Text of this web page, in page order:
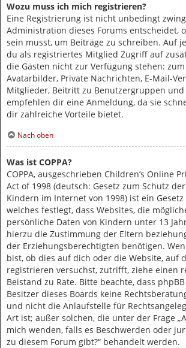
Wozu muss ich mich registrieren?
Eine Registrierung ist nicht unbedingt
Administration dieses Forums entscheidet,
sein musst, um Beiträge zu schreiben. Auf
du als registriertes Mitglied Zugriff auf
die Gästen nicht zur Verfügung stehen:
Avatarbilder, Private Nachrichten, E-Mail-
Mitglieder, Beitritt zu Benutzergruppen
empfehlen dir eine Anmeldung, da sie
dir zahlreiche Vorteile bietet.
Nach oben
Was ist COPPA?
COPPA, ausgeschrieben Children’s Online
Act of 1998 (deutsch: Gesetz zum Schutz
Kindern im Internet von 1998) ist ein Gesetz
welches festlegt, dass Websites, die
persönliche Daten von Kindern unter 13
hierzu die Zustimmung der Eltern
der Erziehungsberechtigten benötigen.
bist, ob dies auf dich oder die Website, auf
registrieren versuchst, zutrifft, ziehe einen
Beistand zu Rate. Bitte beachte, dass
Besitzer dieses Boards keine
und nicht die Anlaufstelle für
Art ist; außer solchen, die unter der Frage
mich wenden, falls es Beschwerden oder
zu diesem Forum gibt?“ behandelt werden.